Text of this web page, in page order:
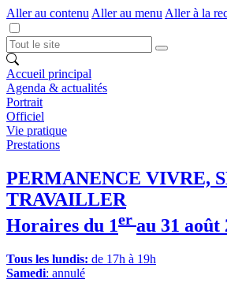
Aller au contenu Aller au menu Aller à la
Accueil principal
Agenda & actualités
Portrait
Officiel
Vie pratique
Prestations
PERMANENCE VIVRE,
TRAVAILLER
Horaires du 1er au 31 août
Tous les lundis: de 17h à 19h
Samedi: annulé